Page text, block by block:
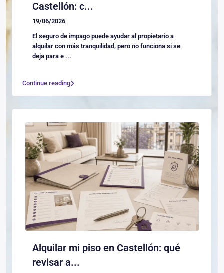
Castellón: c...
19/06/2026
El seguro de impago puede ayudar al propietario a
alquilar con más tranquilidad, pero no funciona si se
deja para e ...
Continue reading
Alquilar mi piso en Castellón: qué
revisar a...